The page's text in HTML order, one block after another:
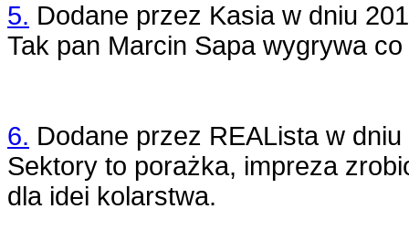
5. Dodane przez Kasiaw dniu
Tak pan Marcin Sapa wygrywa
6. Dodane przez REAListaw dniu
Sektory to porażka, impreza
dla idei kolarstwa.